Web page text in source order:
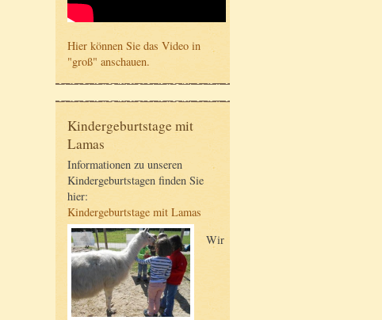
Hier können Sie das Video in
"groß" anschauen.
Kindergeburtstage mit
Lamas
Informationen zu unseren
Kindergeburtstagen finden Sie
hier:
Kindergeburtstage mit Lamas
Wir